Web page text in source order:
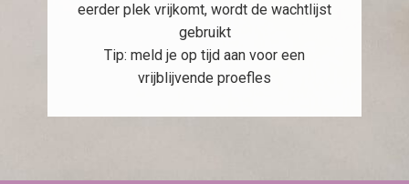
eerder plek vrijkomt, wordt de wachtlijst
gebruikt
Tip: meld je op tijd aan voor een
vrijblijvende proefles